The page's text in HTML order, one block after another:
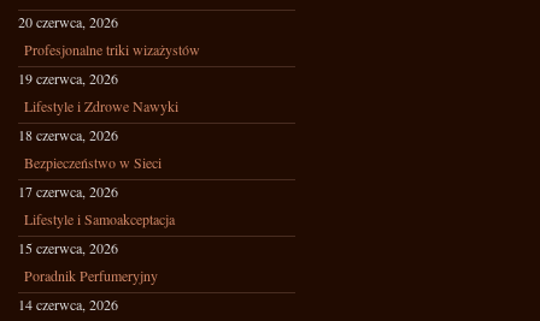
20 czerwca, 2026
Profesjonalne triki wizażystów
19 czerwca, 2026
Lifestyle i Zdrowe Nawyki
18 czerwca, 2026
Bezpieczeństwo w Sieci
17 czerwca, 2026
Lifestyle i Samoakceptacja
15 czerwca, 2026
Poradnik Perfumeryjny
14 czerwca, 2026